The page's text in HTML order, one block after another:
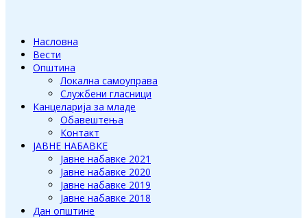
Насловна
Вести
Општина
Локална самоуправа
Службени гласници
Канцеларија за младе
Обавештења
Контакт
ЈАВНЕ НАБАВКЕ
Јавне набавке 2021
Јавне набавке 2020
Јавне набавке 2019
Јавне набавке 2018
Дан општине